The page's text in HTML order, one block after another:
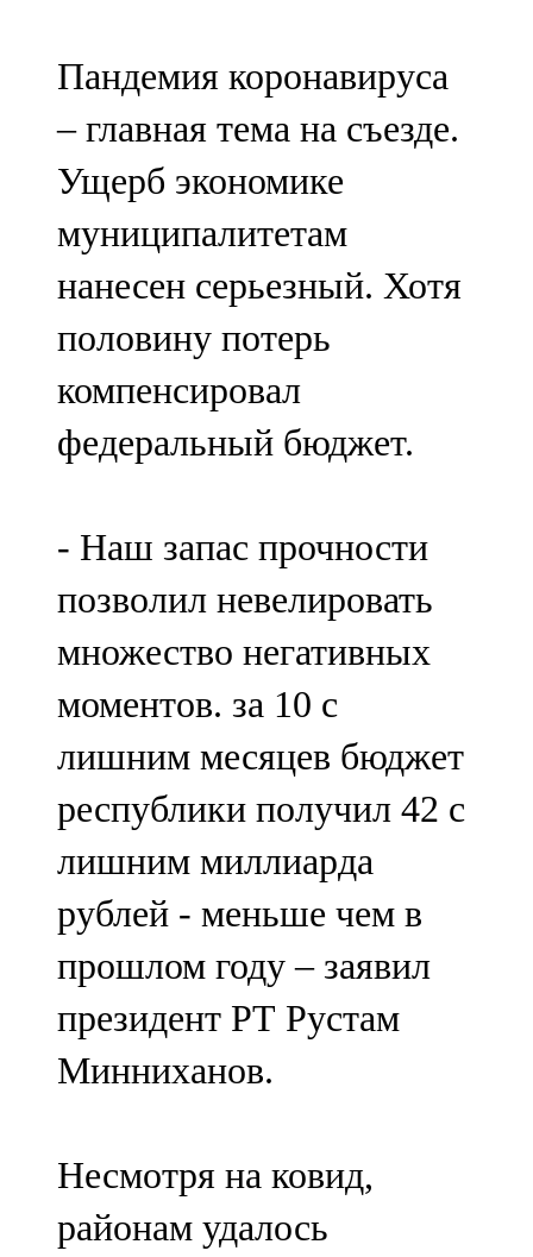
Пандемия коронавируса
– главная тема на съезде.
Ущерб экономике
муниципалитетам
нанесен серьезный. Хотя
половину потерь
компенсировал
федеральный бюджет.
- Наш запас прочности
позволил невелировать
множество негативных
моментов. за 10 с
лишним месяцев бюджет
республики получил 42 с
лишним миллиарда
рублей - меньше чем в
прошлом году – заявил
президент РТ Рустам
Минниханов.
Несмотря на ковид,
районам удалось